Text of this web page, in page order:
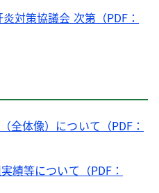
対策協議会 次第（PDF：
全体像）について（PDF：
績等について（PDF：